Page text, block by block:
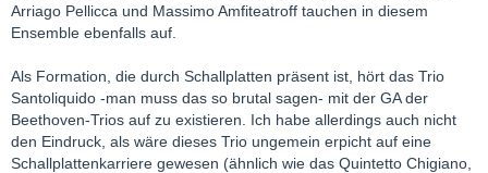
Arriago Pellicca und Massimo Amfiteatroff tauchen in diesem
Ensemble ebenfalls auf.
Als Formation, die durch Schallplatten präsent ist, hört das Trio
Santoliquido -man muss das so brutal sagen- mit der GA der
Beethoven-Trios auf zu existieren. Ich habe allerdings auch nicht
den Eindruck, als wäre dieses Trio ungemein erpicht auf eine
Schallplattenkarriere gewesen (ähnlich wie das Quintetto Chigiano,